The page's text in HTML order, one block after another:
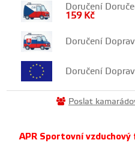
Doručení
159 Kč
Doručení
Doručení
Poslat
APR Sportovní